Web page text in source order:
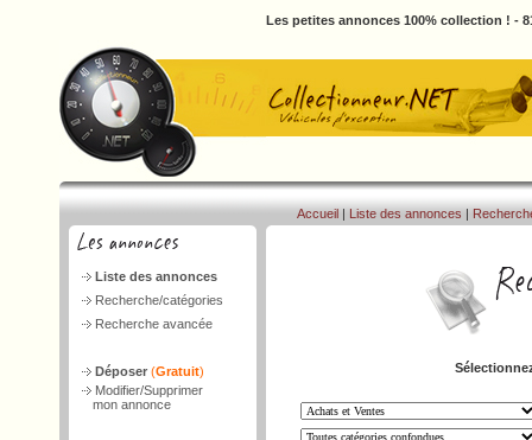
Les petites annonces 100% collection ! -
Liste des annonces
Recherche/catégories
Recherche avancée
Déposer (Gratuit)
Modifier/Supprimer
mon annonce
Accueil | Liste des annonces |